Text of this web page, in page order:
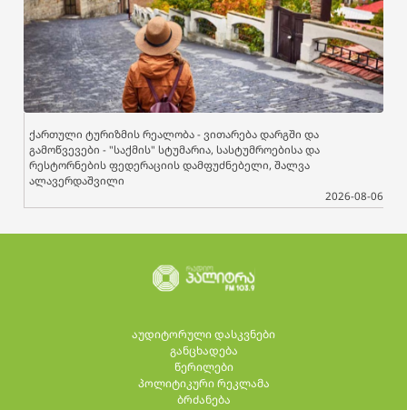
ქართული ტურიზმის რეალობა - ვითარება დარგში და
გამოწვევები - "საქმის" სტუმარია, სასტუმროებისა და
რესტორნების ფედერაციის დამფუძნებელი, შალვა
ალავერდაშვილი
2026-08-06
აუდიტორული დასკვნები
განცხადება
წერილები
პოლიტიკური რეკლამა
ბრძანება